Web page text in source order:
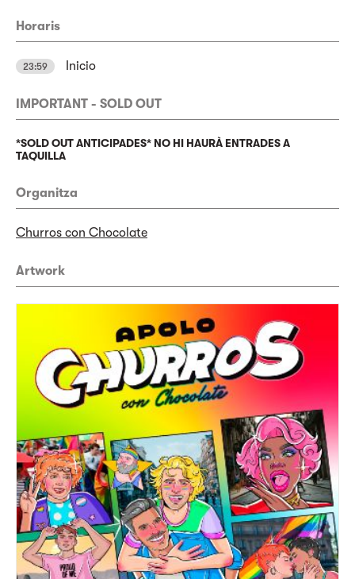
Horaris
23:59 Inicio
IMPORTANT - SOLD OUT
*SOLD OUT ANTICIPADES* NO HI HAURÀ ENTRADES A
TAQUILLA
Organitza
Churros con Chocolate
Artwork